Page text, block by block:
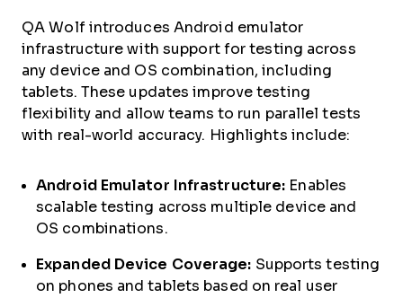
QA Wolf introduces Android emulator
infrastructure with support for testing across
any device and OS combination, including
tablets. These updates improve testing
flexibility and allow teams to run parallel tests
with real-world accuracy. Highlights include:
Android Emulator Infrastructure: Enables
scalable testing across multiple device and
OS combinations.
Expanded Device Coverage: Supports testing
on phones and tablets based on real user